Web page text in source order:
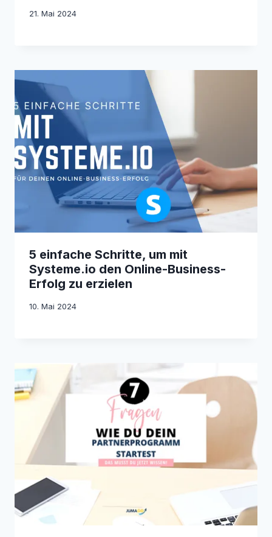
21. Mai 2024
5 einfache Schritte, um mit
Systeme.io den Online-Business-
Erfolg zu erzielen
10. Mai 2024